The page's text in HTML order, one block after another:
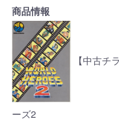
商品情報
【中古チ
ーズ2